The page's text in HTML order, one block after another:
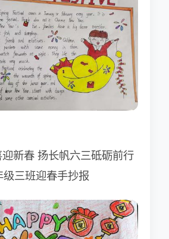
新春 扬长帆六三砥砺前行
级三班迎春手抄报